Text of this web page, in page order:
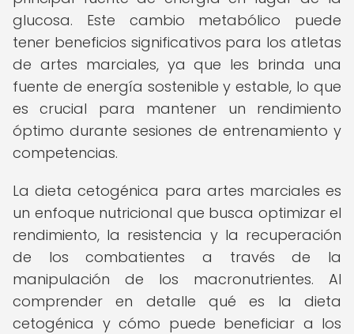
glucosa. Este cambio metabólico puede
tener beneficios significativos para los atletas
de artes marciales, ya que les brinda una
fuente de energía sostenible y estable, lo que
es crucial para mantener un rendimiento
óptimo durante sesiones de entrenamiento y
competencias.
La dieta cetogénica para artes marciales es
un enfoque nutricional que busca optimizar el
rendimiento, la resistencia y la recuperación
de los combatientes a través de la
manipulación de los macronutrientes. Al
comprender en detalle qué es la dieta
cetogénica y cómo puede beneficiar a los